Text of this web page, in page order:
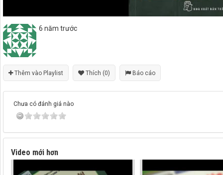
6 năm trước
Thêm vào Playlist Thích (0) Báo cáo
Chưa có đánh giá nào
Video mới hơn